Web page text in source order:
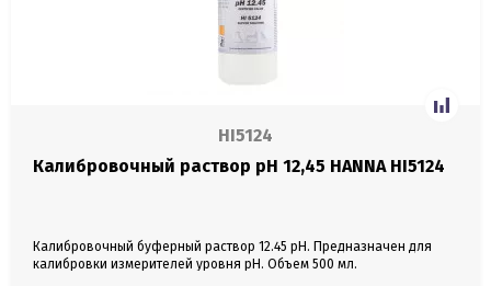
HI5124
Калибровочный раствор pH 12,45 HANNA HI5124
Калибровочный буферный раствор 12.45 pH. Предназначен для
калибровки измерителей уровня pH. Объем 500 мл.